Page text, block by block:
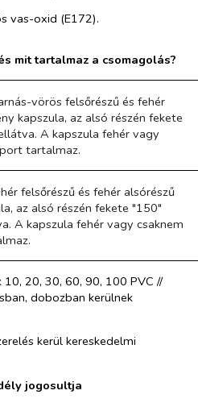
vas-oxid (E172).
mit tartalmaz a csomagolás?
vörös felsőrészű és fehér
kapszula, az alsó részén fekete
A kapszula fehér vagy
tartalmaz.
felsőrészű és fehér alsórészű
az alsó részén fekete "150"
A kapszula fehér vagy csaknem
20, 30, 60, 90, 100 PVC //
dobozban kerülnek
kerül kereskedelmi
jogosultja